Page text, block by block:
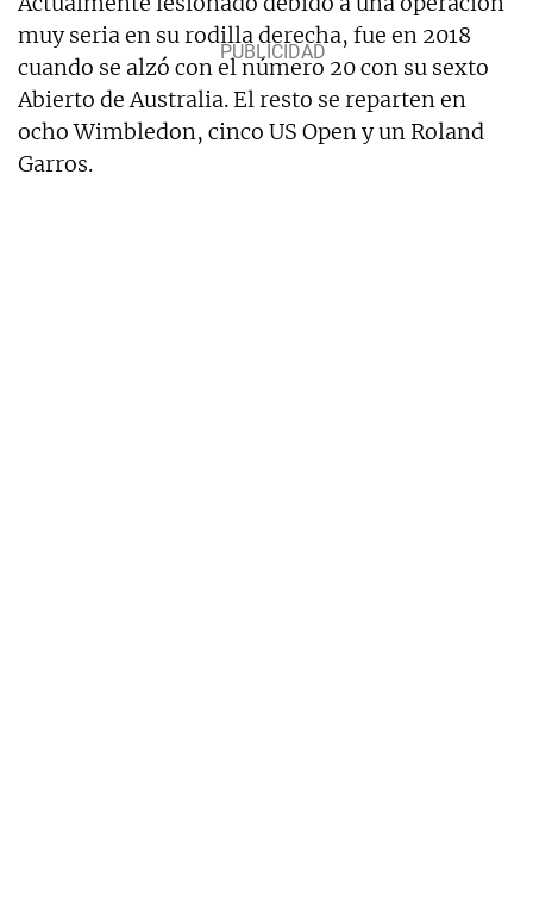
muy seria en su rodilla derecha, fue en 2018
cuando se alzó con el número 20 con su sexto
Abierto de Australia. El resto se reparten en
ocho Wimbledon, cinco US Open y un Roland
Garros.